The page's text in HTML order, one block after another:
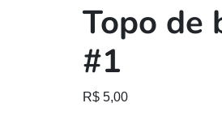
Topo de
#1
R$ 5,00